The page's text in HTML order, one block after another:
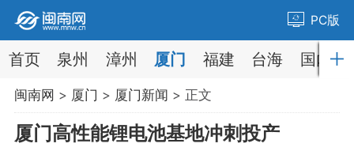
PC版
首页 泉州 漳州 厦门 福建 台海 国内
闽南网 > 厦门 > 厦门新闻 > 正文
厦门高性能锂电池基地冲刺投产